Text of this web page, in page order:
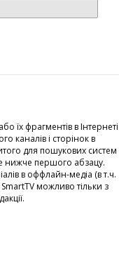
їх фрагментів в Інтернеті
каналів і сторінок в
для пошукових систем
нижче першого абзацу.
в оффлайн-медіа (в т.ч.
можливо тільки з